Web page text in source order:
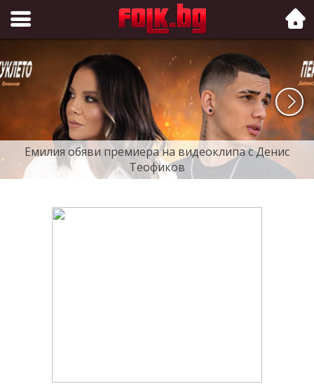
Folk.bg
Емилия обяви премиера на видеоклипа с Денис
Теофиков